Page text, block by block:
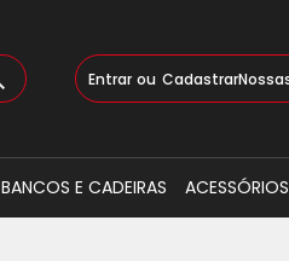
Pular
para
Entrar Cadastrar
BANCOS E CADEIRAS ACESSÓRIOS